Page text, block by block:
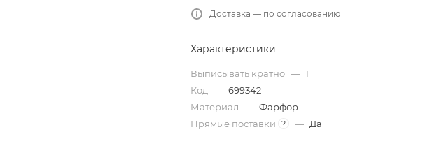
Доставка — по согласованию
Характеристики
Выписывать кратно — 1
Код — 699342
Материал — Фарфор
Прямые поставки
? — Да